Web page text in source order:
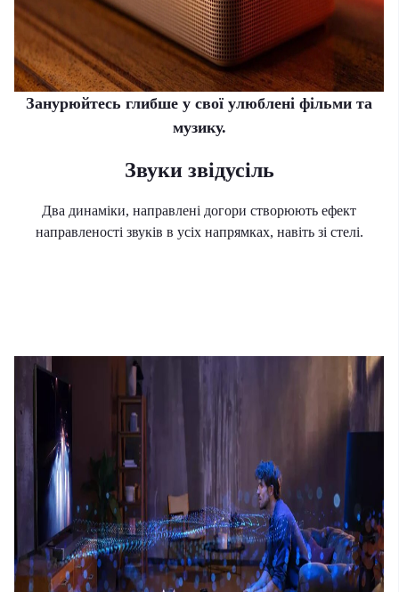
Занурюйтесь глибше у свої улюблені фільми та
музику.
Звуки звідусіль
Два динаміки, направлені догори створюють ефект
направленості звуків в усіх напрямках, навіть зі стелі.